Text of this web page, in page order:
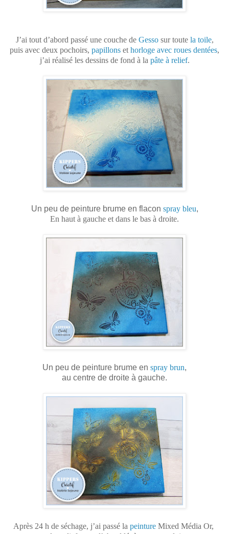
J’ai tout d’abord passé une couche de Gessosur toute la toile,
puis avec deux pochoirs, papillons et horloge avec roues dentées,
j’ai réalisé les dessins de fond à la pâte à relief.
Un peu de peinture brume en flacon spray bleu,
En haut à gauche et dans le bas à droite.
Un peu de peinture brume en spray brun,
au centre de droite à gauche.
Après 24 h de séchage, j’ai passé la peinture Mixed Média Or,